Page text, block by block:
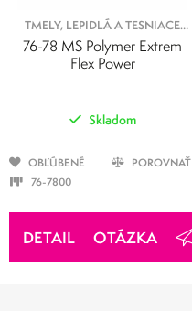
TMELY, LEPIDLÁ A TESNIACE
PROSTRIEDKY
76-78 MS Polymer Extrem
Flex Power
Skladom
OBĽÚBENÉ
POROVNAŤ
76-7800
OTÁZKA